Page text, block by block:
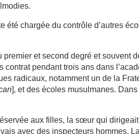
été chargée du contrôle d’autres
premier et second degré et souvent
pendant trois ans dans
radicaux, notamment un de la
], et des écoles musulmanes.
aux filles, la sœur qui
avec des inspecteurs hommes.